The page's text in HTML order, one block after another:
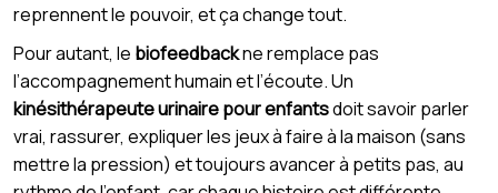
reprennent le pouvoir, et ça change tout.
Pour autant, le biofeedbackne remplace pas
l’accompagnement humain et l’écoute. Un
kinésithérapeute urinaire pour enfantsdoit savoir parler
vrai, rassurer, expliquer les jeux à faire à la maison (sans
mettre la pression) et toujours avancer à petits pas, au